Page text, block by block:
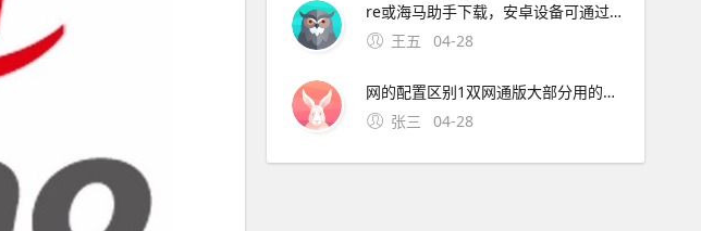
re或海马助手下载，安卓设备可通过纽扣助手葫芦侠3楼4399游戏盒等第三方平台下载，但需注意官方未推出安卓正版应用，部分渠道可能存在破解版或风险 以下是具体下载方式及注意事项一苹果设备iOS系统下载方法官方渠道
王五
04-28
网的配置区别1双网通版大部分用的是成本很低的英特尔XMM7360的基带，而三网公开版则都是高通MDM9645M的基带，据一些机构测试发现高通版本的iPhone 7的在信号弱的情况下表现要比Intel版本的好很多2。11、14 各地区典型情况分析如下 美版中，Sprint版无锁，V版为
张三
04-28